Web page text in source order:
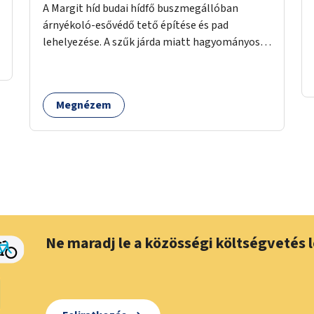
A Margit híd budai hídfő buszmegállóban
árnyékoló-esővédő tető építése és pad
lehelyezése. A szűk járda miatt hagyományos
Megnézem
Ne maradj le a közösségi